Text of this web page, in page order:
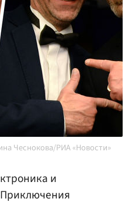
Чеснокова/РИА «Новости»
и